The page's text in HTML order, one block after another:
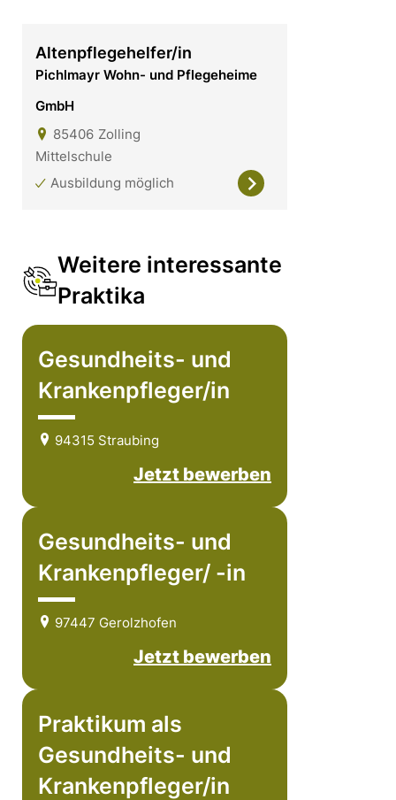
Altenpflegehelfer/in
Pichlmayr Wohn- und Pflegeheime
GmbH
85406 Zolling
Mittelschule
Ausbildung möglich
Weitere interessante
Praktika
Gesundheits- und
Krankenpfleger/in
94315 Straubing
Jetzt bewerben
Gesundheits- und
Krankenpfleger/ -in
97447 Gerolzhofen
Jetzt bewerben
Praktikum als
Gesundheits- und
Krankenpfleger/in